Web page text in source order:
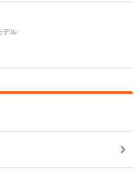
デル